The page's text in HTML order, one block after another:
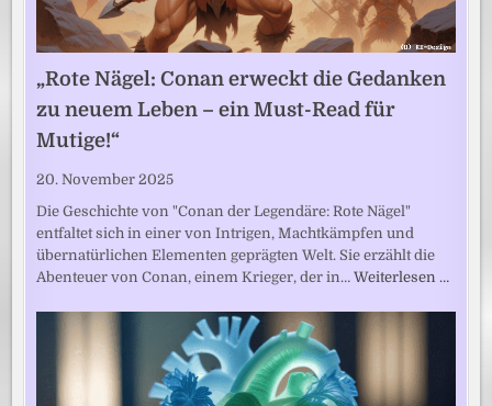
„Rote Nägel: Conan erweckt die Gedanken
zu neuem Leben – ein Must-Read für
Mutige!“
20. November 2025
Die Geschichte von "Conan der Legendäre: Rote Nägel"
entfaltet sich in einer von Intrigen, Machtkämpfen und
übernatürlichen Elementen geprägten Welt. Sie erzählt die
Abenteuer von Conan, einem Krieger, der in…Weiterlesen …